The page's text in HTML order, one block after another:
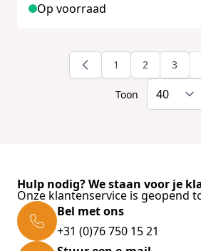
Op voorraad
Pagina
1 Pagina
2 3
Toon
Hulp nodig? We staan voor je
Onze klantenservice is geopend
Bel met ons
+31 (0)76 750 15 21